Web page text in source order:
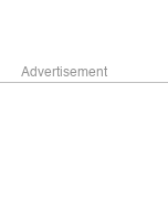
Advertisement